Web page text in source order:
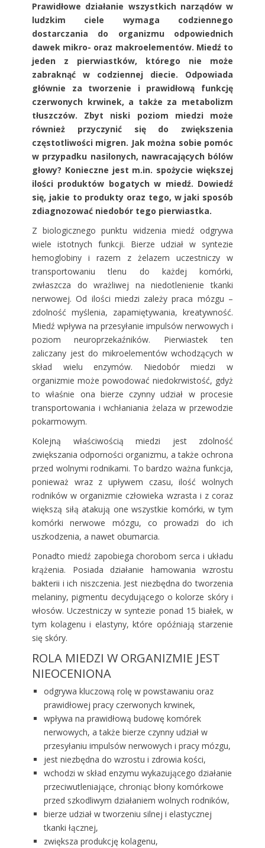
Prawidłowe działanie wszystkich narządów w
ludzkim ciele wymaga codziennego
dostarczania do organizmu odpowiednich
dawek mikro- oraz makroelementów. Miedź to
jeden z pierwiastków, którego nie może
zabraknąć w codziennej diecie. Odpowiada
głównie za tworzenie i prawidłową funkcję
czerwonych krwinek, a także za metabolizm
tłuszczów. Zbyt niski poziom miedzi może
również przyczynić się do zwiększenia
częstotliwości migren. Jak można sobie pomóc
w przypadku nasilonych, nawracających bólów
głowy? Konieczne jest m.in. spożycie większej
ilości produktów bogatych w miedź. Dowiedź
się, jakie to produkty oraz tego, w jaki sposób
zdiagnozować niedobór tego pierwiastka.
Z biologicznego punktu widzenia miedź odgrywa
wiele istotnych funkcji. Bierze udział w syntezie
hemoglobiny i razem z żelazem uczestniczy w
transportowaniu tlenu do każdej komórki,
zwłaszcza do wrażliwej na niedotlenienie tkanki
nerwowej. Od ilości miedzi zależy praca mózgu –
zdolność myślenia, zapamiętywania, kreatywność.
Miedź wpływa na przesyłanie impulsów nerwowych i
poziom neuroprzekaźników. Pierwiastek ten
zaliczany jest do mikroelementów wchodzących w
skład wielu enzymów. Niedobór miedzi w
organizmie może powodować niedokrwistość, gdyż
to właśnie ona bierze czynny udział w procesie
transportowania i wchłaniania żelaza w przewodzie
pokarmowym.
Kolejną właściwością miedzi jest zdolność
zwiększania odporności organizmu, a także ochrona
przed wolnymi rodnikami. To bardzo ważna funkcja,
ponieważ wraz z upływem czasu, ilość wolnych
rodników w organizmie człowieka wzrasta i z coraz
większą siłą atakują one wszystkie komórki, w tym
komórki nerwowe mózgu, co prowadzi do ich
uszkodzenia, a nawet obumarcia.
Ponadto miedź zapobiega chorobom serca i układu
krążenia. Posiada działanie hamowania wzrostu
bakterii i ich niszczenia. Jest niezbędna do tworzenia
melaniny, pigmentu decydującego o kolorze skóry i
włosów. Uczestniczy w syntezie ponad 15 białek, w
tym kolagenu i elastyny, które opóźniają starzenie
się skóry.
ROLA MIEDZI W ORGANIZMIE JEST
NIEOCENIONA
odgrywa kluczową rolę w powstawaniu oraz
prawidłowej pracy czerwonych krwinek,
wpływa na prawidłową budowę komórek
nerwowych, a także bierze czynny udział w
przesyłaniu impulsów nerwowych i pracy mózgu,
jest niezbędna do wzrostu i zdrowia kości,
wchodzi w skład enzymu wykazującego działanie
przeciwutleniające, chroniąc błony komórkowe
przed szkodliwym działaniem wolnych rodników,
bierze udział w tworzeniu silnej i elastycznej
tkanki łącznej,
zwiększa produkcję kolagenu,